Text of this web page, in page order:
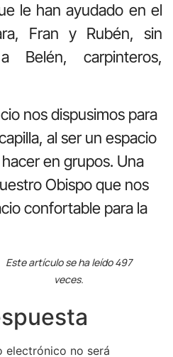
le han ayudado en el
Fran y Rubén, sin
Belén, carpinteros,
nos dispusimos para
al ser un espacio
en grupos. Una
Obispo que nos
confortable para la
Este artículo se ha leído 497
veces.
electrónico no será